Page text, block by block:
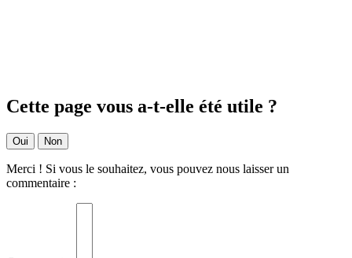
Cette page vous a-t-elle été utile ?
Oui Non
Merci ! Si vous le souhaitez, vous pouvez nous laisser un
commentaire :